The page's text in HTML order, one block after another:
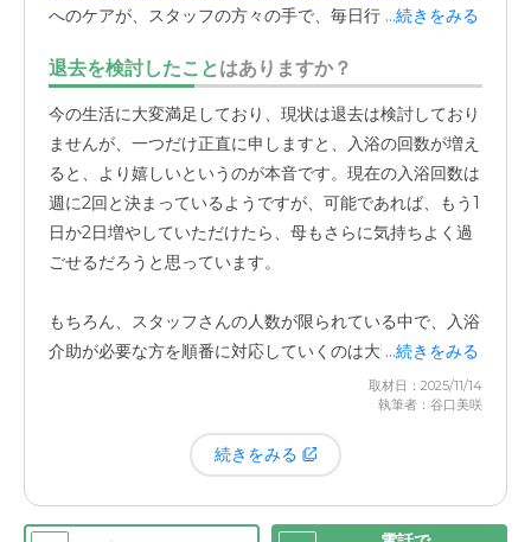
へのケアが、スタッフの方々の手で、毎日行き届いている
がたい安心感を与えてくれました。スタッフの皆さんが、
とても家族的でフレンドリーな対応をしてくださる点も、
大きな満足点です。この施設は
1フロア9人の入居なので、
おそらく スタッフさんの目も行き届きやすい環境 なのだろ
うと感じています。
面会時の情報共有も丁寧ですし、母の体調が急変した際に
の状況を把握でき、心身の準備ができます。入居者とスタ
ッフの距離が近く、個々の状況を把握してくださっている
という事実も、この施設を選んで良かったと強く
感じる理由の一つです。送られてくる日誌で、母が食事を
ほとんど「10分の10」食べていることを確認できると、
...続きをみる
退去を検討したことはありますか？
今の生活に大変満足しており、現状は退去は検討しており
ませんが、一つだけ正直に申しますと、入浴の回数が増え
ると、より嬉しいというのが本音です。現在の入浴回数は
週に2回と決まっているようですが、可能であれば、もう1
日か2日増やしていただけたら、母もさらに気持ちよく過
ごせるだろうと思っています。
もちろん、スタッフさんの人数が限られている中で、入浴
介助が必要な方を順番に対応していくのは大変なことだと
承知しています。それでも、日々の清潔を保つことは、健
康維持や生活の質に直結すると考えているため、施設運営
の難しさは理解しつつも、心の中で密かに願っている改善
...続きをみる
取材日：2025/11/14
執筆者：谷口美咲
続きをみる